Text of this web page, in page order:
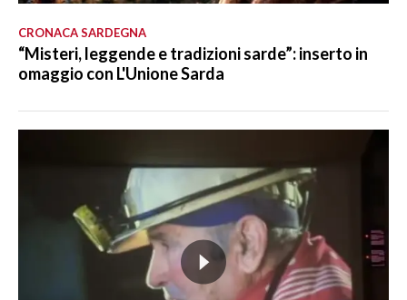
CRONACA SARDEGNA
“Misteri, leggende e tradizioni sarde”: inserto in
omaggio con L'Unione Sarda